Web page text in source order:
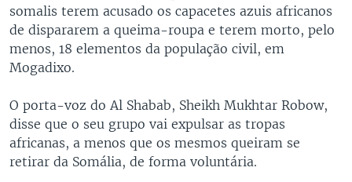
somalis terem acusado os capacetes azuis africanos
de dispararem a queima-roupa e terem morto, pelo
menos, 18 elementos da população civil, em
Mogadixo.
O porta-voz do Al Shabab, Sheikh Mukhtar Robow,
disse que o seu grupo vai expulsar as tropas
africanas, a menos que os mesmos queiram se
retirar da Somália, de forma voluntária.